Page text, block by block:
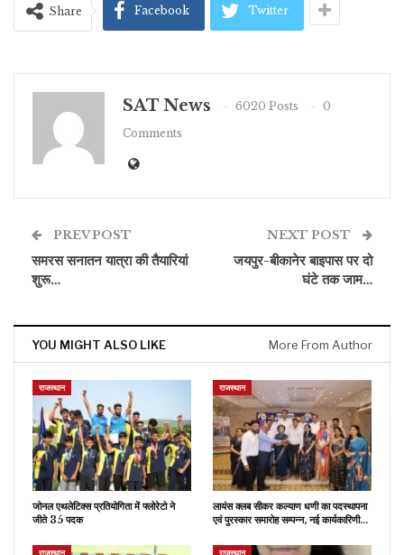
Share Facebook Twitter
SAT News 6020 Posts
0
Comments
PREV POST
समरस सनातन यात्रा की तैयारियां
शुरू…
NEXT POST
जयपुर-बीकानेर बाइपास पर दो
घंटे तक जाम…
YOU MIGHT ALSO LIKE More From Author
राजस्थान
जोनल एथलेटिक्स प्रतियोगिता में फ्लोरेटो ने
जीते 35 पदक
राजस्थान
लायंस क्लब सीकर कल्याण धणी का पदस्थापना
एवं पुरस्कार समारोह सम्पन्न, नई कार्यकारिणी…
राजस्थान राजस्थान